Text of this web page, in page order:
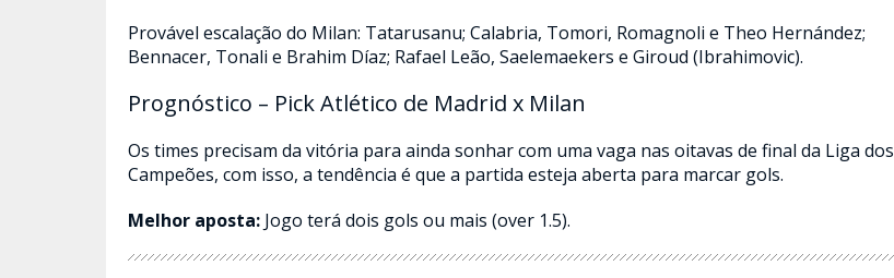
Provável escalação do Milan: Tatarusanu; Calabria, Tomori, Romagnoli e Theo Hernández;
Bennacer, Tonali e Brahim Díaz; Rafael Leão, Saelemaekers e Giroud (Ibrahimovic).
Prognóstico – Pick Atlético de Madrid x Milan
Os times precisam da vitória para ainda sonhar com uma vaga nas oitavas de final da Liga dos
Campeões, com isso, a tendência é que a partida esteja aberta para marcar gols.
Melhor aposta: Jogo terá dois gols ou mais (over 1.5).